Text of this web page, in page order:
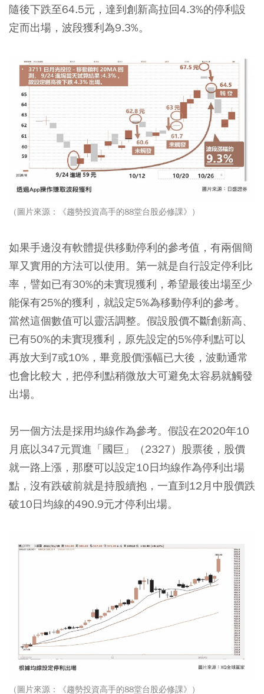
隨後下跌至64.5元，達到創新高拉回4.3%的停利設
定而出場，波段獲利為9.3%。
（圖片來源：《趨勢投資高手的88堂台股必修課》）
如果手邊沒有軟體提供移動停利的參考值，有兩個簡
單又實用的方法可以使用。第一就是自行設定停利比
率，譬如已有30%的未實現獲利，希望最後出場至少
能保有25%的獲利，就設定5%為移動停利的參考。
當然這個數值可以靈活調整。假設股價不斷創新高、
已有50%的未實現獲利，原先設定的5%停利點可以
再放大到7或10%，畢竟股價漲幅已大後，波動通常
也會比較大，把停利點稍微放大可避免太容易就觸發
出場。
另一個方法是採用均線作為參考。假設在2020年10
月底以347元買進「國巨」（2327）股票後，股價
就一路上漲，那麼可以設定10日均線作為停利出場
點，沒有跌破前就是持股續抱，一直到12月中股價跌
破10日均線的490.9元才停利出場。
（圖片來源：《趨勢投資高手的88堂台股必修課》）